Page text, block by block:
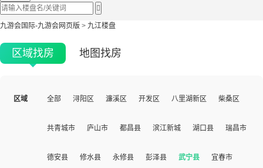

九游会国际-九游会网页版 > 九江楼盘
区域找房 地图找房
区域 全部 浔阳区 濂溪区 开发区 八里湖新区 柴桑区
共青城市 庐山市 都昌县 滨江新城 湖口县 瑞昌市
德安县 修水县 永修县 彭泽县 武宁县 宜春市